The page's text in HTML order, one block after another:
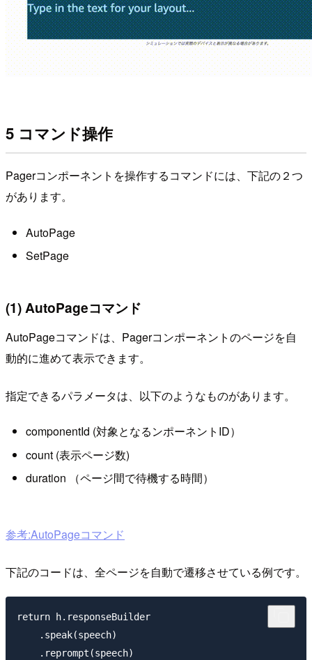
5 コマンド操作
Pagerコンポーネントを操作するコマンドには、下記の２つ
があります。
AutoPage
SetPage
(1) AutoPageコマンド
AutoPageコマンドは、Pagerコンポーネントのページを自
動的に進めて表示できます。
指定できるパラメータは、以下のようなものがあります。
componentId (対象となるンポーネントID）
count (表示ページ数)
duration （ページ間で待機する時間）
参考:AutoPageコマンド
下記のコードは、全ページを自動で遷移させている例です。
return h.responseBuilder
    .speak(speech)
    .reprompt(speech)